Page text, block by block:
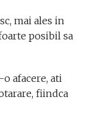
mai ales in
posibil sa
afacere, ati
fiindca